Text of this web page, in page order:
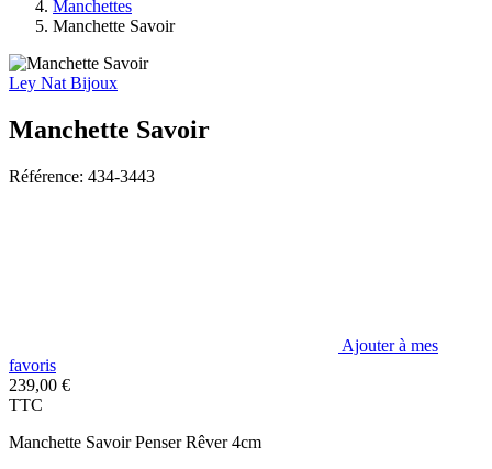
Manchettes
Manchette Savoir
Ley Nat Bijoux
Manchette Savoir
Référence: 434-3443
Ajouter à mes
favoris
239,00 €
TTC
Manchette Savoir Penser Rêver 4cm